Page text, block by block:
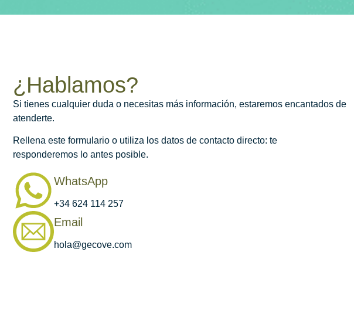
¿Hablamos?
Si tienes cualquier duda o necesitas más información, estaremos encantados de
atenderte.
Rellena este formulario o utiliza los datos de contacto directo: te
responderemos lo antes posible.
WhatsApp
+34 624 114 257
Email
hola@gecove.com